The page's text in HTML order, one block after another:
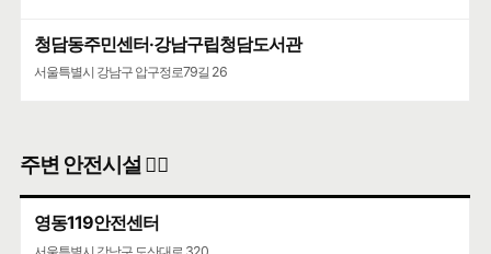
청담동주민센터·강남구립청담도서관
서울특별시 강남구 압구정로79길 26
주변 안전시설 👮‍♀️
영동119안전센터